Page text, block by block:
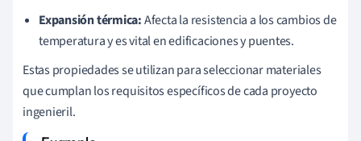
Expansión térmica:Afecta la resistencia a los cambios de
temperatura y es vital en edificaciones y puentes.
Estas propiedades se utilizan para seleccionar materiales
que cumplan los requisitos específicos de cada proyecto
ingenieril.